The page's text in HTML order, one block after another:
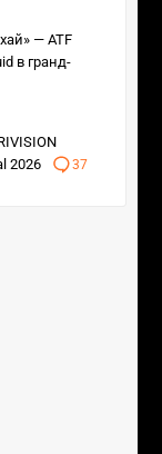
— ATF
в гранд-
2026
37